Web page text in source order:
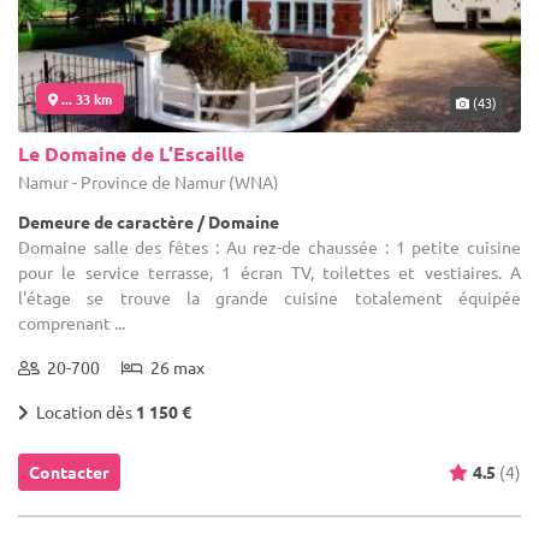
... 33 km (43)
Le Domaine de L’Escaille
Namur - Province de Namur (WNA)
Demeure de caractère / Domaine
Domaine salle des fêtes : Au rez-de chaussée : 1 petite cuisine
pour le service terrasse, 1 écran TV, toilettes et vestiaires. A
l'étage se trouve la grande cuisine totalement équipée
comprenant ...
20-700 26 max
Location dès 1 150 €
Contacter 4.5 (4)